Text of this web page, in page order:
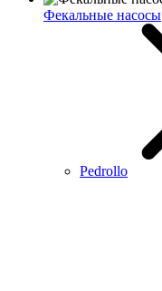
Фекальные насосы
Pedrollo